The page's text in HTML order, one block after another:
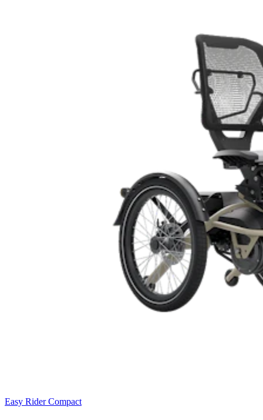
Easy Rider Compact